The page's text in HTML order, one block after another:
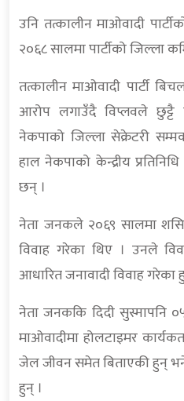
उनि तत्कालीन माओवादी
२०६८ सालमा पार्टीको जिल्ला
तत्कालीन माओवादी पार्टी
आरोप लगाउँदै विप्लवले छुट्टै
नेकपाको जिल्ला सेक्रेटरी
हाल नेकपाको केन्द्रीय
छन् ।
नेता जनकले २०६९ सालमा
विवाह गरेका थिए । उनले
आधारित जनावादी विवाह गरेका
नेता जनककि दिदी सुस्मापनि
माओवादीमा होलटाइमर
जेल जीवन समेत बिताएकी हुन् भने
हुन् ।